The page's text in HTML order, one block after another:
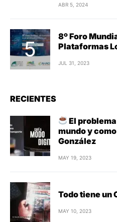
ABR 5, 2024
8º Foro
Plataformas
JUL 31, 2023
RECIENTES
El
mundo y
González
MAY 19, 2023
Todo tiene un
MAY 10, 2023